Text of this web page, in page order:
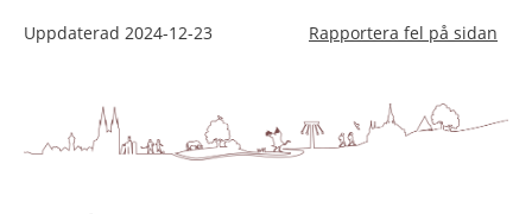
Uppdaterad 2024-12-23 Rapportera fel på sidan